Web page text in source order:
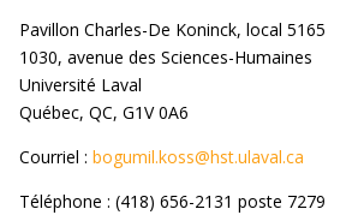
Pavillon Charles-De Koninck, local 5165
1030, avenue des Sciences-Humaines
Université Laval
Québec, QC, G1V 0A6
Courriel : bogumil.koss@hst.ulaval.ca
Téléphone : (418) 656-2131 poste 7279